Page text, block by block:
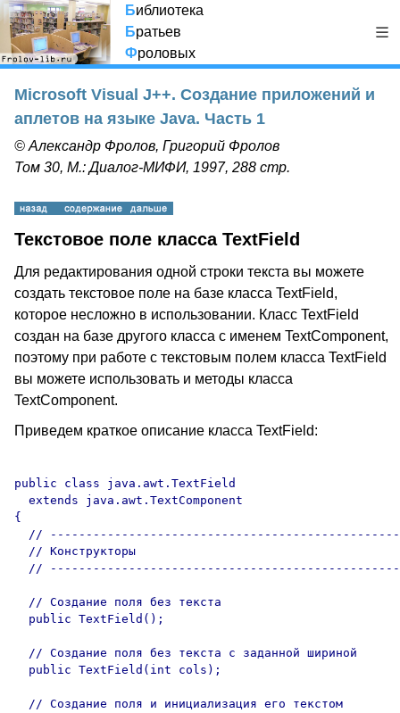
Библиотека
Братьев
Фроловых
Microsoft Visual J++. Создание приложений и
аплетов на языке Java. Часть 1
© Александр Фролов, Григорий Фролов
Том 30, М.: Диалог-МИФИ, 1997, 288 стр.
Текстовое поле класса TextField
Для редактирования одной строки текста вы можете
создать текстовое поле на базе класса TextField,
которое несложно в использовании. Класс TextField
создан на базе другого класса с именем TextComponent,
поэтому при работе с текстовым полем класса TextField
вы можете использовать и методы класса
TextComponent.
Приведем краткое описание класса TextField:
public class java.awt.TextField
  extends java.awt.TextComponent
{
//
  // Конструкторы
//
  // Создание поля без текста
  public TextField();
  // Создание поля без текста с заданной шириной
  public TextField(int cols);
  // Создание поля и инициализация его текстом